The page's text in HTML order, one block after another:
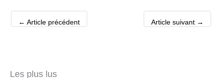
← Article précédent Article suivant →
Les plus lus